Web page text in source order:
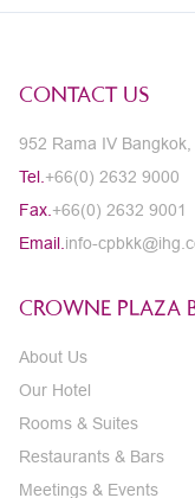
CONTACT US
952 Rama IV
Tel. +66(0) 2632 9000
Fax. +66(0) 2632 9001
Email. info-
CROWNE PLAZA
About Us
Our Hotel
Rooms & Suites
Restaurants & Bars
Meetings & Events